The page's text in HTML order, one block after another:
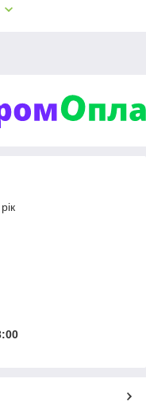
школярів. Ви можете
щоб ви були
покупки були не лише
магазин
вигідні акції та